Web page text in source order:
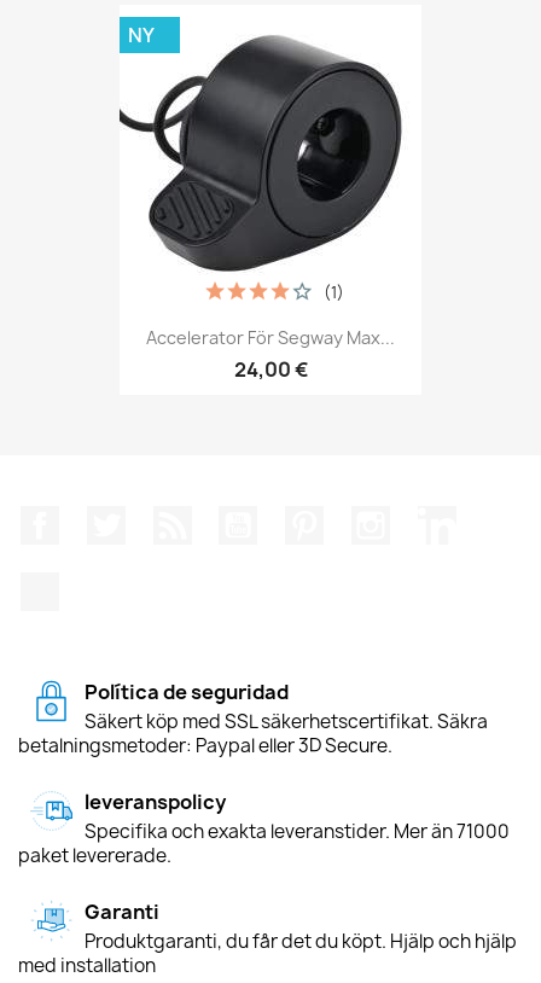
Accelerator För Segway Max...
24,00 €
(1)
NY
Política de seguridad
Säkert köp med SSL säkerhetscertifikat. Säkra
betalningsmetoder: Paypal eller 3D Secure.
leveranspolicy
Specifika och exakta leveranstider. Mer än 71000
paket levererade.
Garanti
Produktgaranti, du får det du köpt. Hjälp och hjälp
med installation